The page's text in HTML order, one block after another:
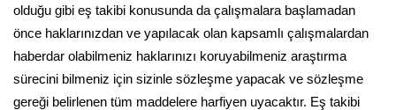
olduğu gibi eş takibi konusunda da çalışmalara başlamadan
önce haklarınızdan ve yapılacak olan kapsamlı çalışmalardan
haberdar olabilmeniz haklarınızı koruyabilmeniz araştırma
sürecini bilmeniz için sizinle sözleşme yapacak ve sözleşme
gereği belirlenen tüm maddelere harfiyen uyacaktır. Eş takibi